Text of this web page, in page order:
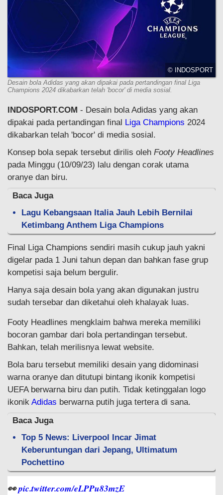
© INDOSPORT
Desain bola Adidas yang akan dipakai pada pertandingan final Liga
Champions 2024 dikabarkan telah 'bocor' di media sosial.
INDOSPORT.COM - Desain bola Adidas yang akan
dipakai pada pertandingan final Liga Champions 2024
dikabarkan telah 'bocor' di media sosial.
Konsep bola sepak tersebut dirilis oleh Footy Headlines
pada Minggu (10/09/23) lalu dengan corak utama
oranye dan biru.
Baca Juga
Lagu Kebangsaan Italia Jauh Lebih Bernilai
Ketimbang Anthem Liga Champions
Final Liga Champions sendiri masih cukup jauh yakni
digelar pada 1 Juni tahun depan dan bahkan fase grup
kompetisi saja belum bergulir.
Hanya saja desain bola yang akan digunakan justru
sudah tersebar dan diketahui oleh khalayak luas.
Footy Headlines mengklaim bahwa mereka memiliki
bocoran gambar dari bola pertandingan tersebut.
Bahkan, telah merilisnya lewat website.
Bola baru tersebut memiliki desain yang didominasi
warna oranye dan ditutupi bintang ikonik kompetisi
UEFA berwarna biru dan putih. Tidak ketinggalan logo
ikonik Adidas berwarna putih juga tertera di sana.
Baca Juga
Top 5 News: Liverpool Incar Jimat
Keberuntungan dari Jepang, Ultimatum
Pochettino
👀pic.twitter.com/eLPPu83mzE